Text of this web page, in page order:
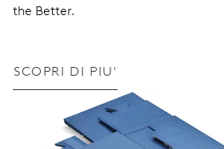
the Better.
SCOPRI DI PIU'